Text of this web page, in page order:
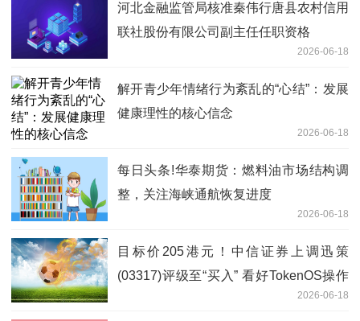
河北金融监管局核准秦伟行唐县农村信用
联社股份有限公司副主任任职资格
2026-06-18
解开青少年情绪行为紊乱的“心结”：发展
健康理性的核心信念
2026-06-18
每日头条!华泰期货：燃料油市场结构调
整，关注海峡通航恢复进度
2026-06-18
目标价205港元！中信证券上调迅策
(03317)评级至“买入” 看好TokenOS操作
2026-06-18